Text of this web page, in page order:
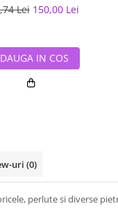
Lei 150,00 Lei
IN COS
uri (0)
perlute si diverse